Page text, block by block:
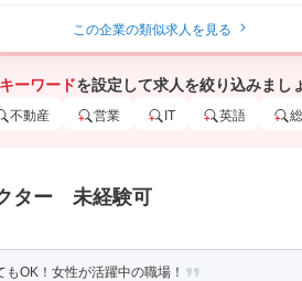
この企業の類似求人を見る
キーワードを設定して求人を絞り込みまし
不動産 営業 IT 英語
ター 未経験可
OK！女性が活躍中の職場！